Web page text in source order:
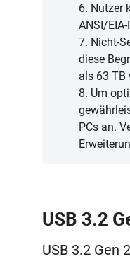
6. Nutzer
ANSI/
7. Nicht-
diese
als 63 TB
8. Um
PCs an.
USB 3.2
USB 3.2 Gen